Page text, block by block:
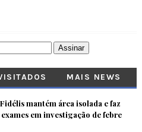
MAIS NEWS
mantém área isolada e faz
em investigação de febre